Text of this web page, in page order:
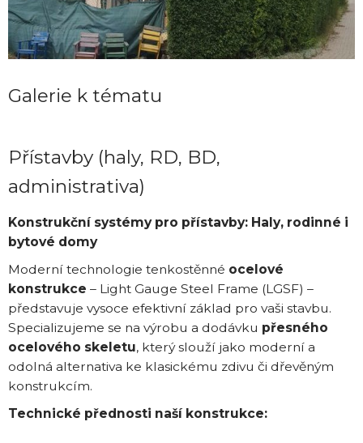
Galerie k tématu
Přístavby (haly, RD, BD,
administrativa)
Konstrukční systémy pro přístavby: Haly, rodinné i
bytové domy
Moderní technologie tenkostěnné ocelové
konstrukce – Light Gauge Steel Frame (LGSF) –
představuje vysoce efektivní základ pro vaši stavbu.
Specializujeme se na výrobu a dodávku přesného
ocelového skeletu, který slouží jako moderní a
odolná alternativa ke klasickému zdivu či dřevěným
konstrukcím.
Technické přednosti naší konstrukce: